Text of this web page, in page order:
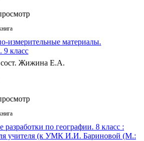
измерительные материалы.
9 класс
Жижина Е.А.
разработки по географии. 8 класс :
учителя (к УМК И.И. Бариновой (М.: